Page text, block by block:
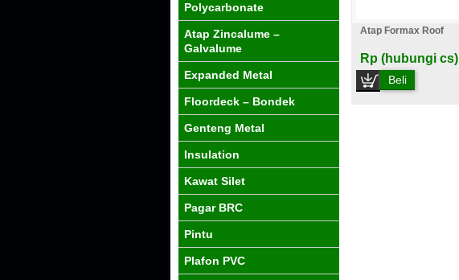
Atap Formax Roof
Rp (hubungi cs)
Beli
Polycarbonate
Atap Zincalume –
Galvalume
Expanded Metal
Floordeck – Bondek
Genteng Metal
Insulation
Kawat Silet
Pagar BRC
Pintu
Plafon PVC